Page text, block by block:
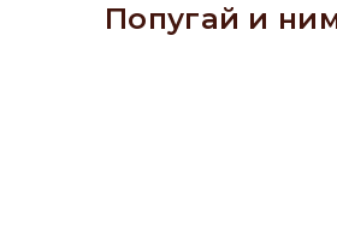
Попугай и